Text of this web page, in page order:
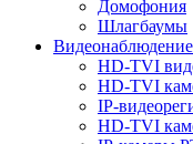
Домофония
Шлагбаумы
Видеонаблюдение
HD-TVI
HD-TVI
IP-
HD-TVI